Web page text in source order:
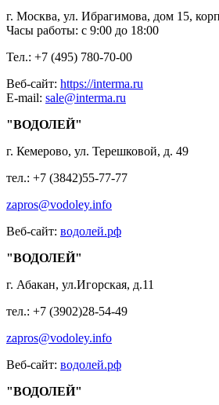
г. Москва, ул. Ибрагимова, дом 15,
Часы работы: с 9:00 до 18:00
Тел.: +7 (495) 780-70-00
Веб-сайт: https://interma.ru
E-mail: sale@interma.ru
"ВОДОЛЕЙ"
г. Кемерово, ул. Терешковой, д. 49
тел.: +7 (3842)55-77-77
zapros@vodoley.info
Веб-сайт: водолей.рф
"ВОДОЛЕЙ"
г. Абакан, ул.Игорская, д.11
тел.: +7 (3902)28-54-49
zapros@vodoley.info
Веб-сайт: водолей.рф
"ВОДОЛЕЙ"